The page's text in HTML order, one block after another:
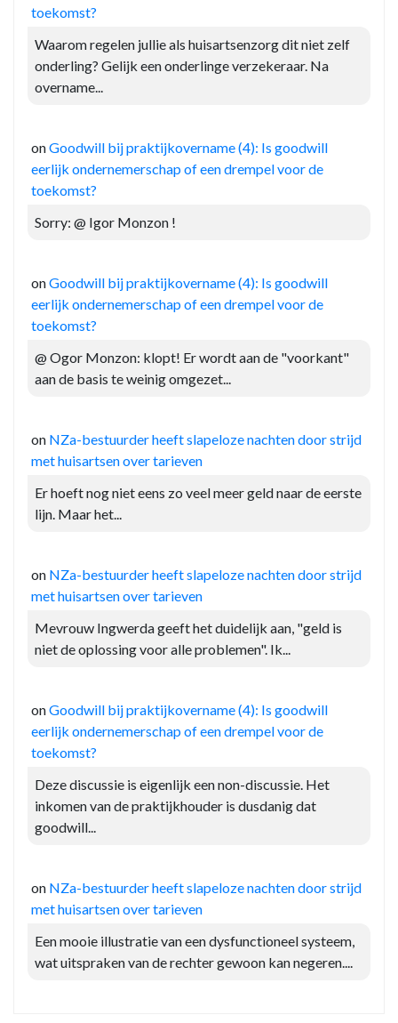
toekomst?
Waarom regelen jullie als huisartsenzorg dit niet zelf
onderling? Gelijk een onderlinge verzekeraar. Na
overname...
onGoodwill bij praktijkovername (4): Is goodwill
eerlijk ondernemerschap of een drempel voor de
toekomst?
Sorry: @ Igor Monzon !
onGoodwill bij praktijkovername (4): Is goodwill
eerlijk ondernemerschap of een drempel voor de
toekomst?
@ Ogor Monzon: klopt! Er wordt aan de "voorkant"
aan de basis te weinig omgezet...
on NZa-bestuurder heeft slapeloze nachten door strijd
met huisartsen over tarieven
Er hoeft nog niet eens zo veel meer geld naar de eerste
lijn. Maar het...
on NZa-bestuurder heeft slapeloze nachten door strijd
met huisartsen over tarieven
Mevrouw Ingwerda geeft het duidelijk aan, "geld is
niet de oplossing voor alle problemen". Ik...
onGoodwill bij praktijkovername (4): Is goodwill
eerlijk ondernemerschap of een drempel voor de
toekomst?
Deze discussie is eigenlijk een non-discussie. Het
inkomen van de praktijkhouder is dusdanig dat
goodwill...
on NZa-bestuurder heeft slapeloze nachten door strijd
met huisartsen over tarieven
Een mooie illustratie van een dysfunctioneel systeem,
wat uitspraken van de rechter gewoon kan negeren....